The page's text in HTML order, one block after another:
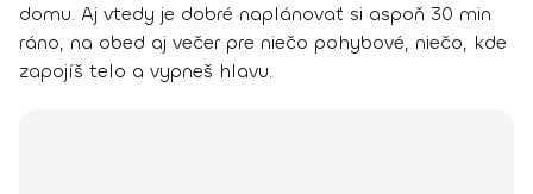
domu. Aj vtedy je dobré naplánovať si aspoň 30 min
ráno, na obed aj večer pre niečo pohybové, niečo, kde
zapojíš telo a vypneš hlavu.